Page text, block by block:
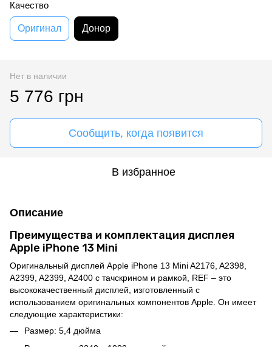
Качество
Оригинал Донор
Нет в наличии
5 776 грн
Сообщить, когда появится
В избранное
Описание
Преимущества и комплектация дисплея
Apple iPhone 13 Mini
Оригинальный дисплей Apple iPhone 13 Mini A2176, A2398,
A2399, A2399, A2400 с тачскрином и рамкой, REF – это
высококачественный дисплей, изготовленный с
использованием оригинальных компонентов Apple. Он имеет
следующие характеристики:
Размер: 5,4 дюйма